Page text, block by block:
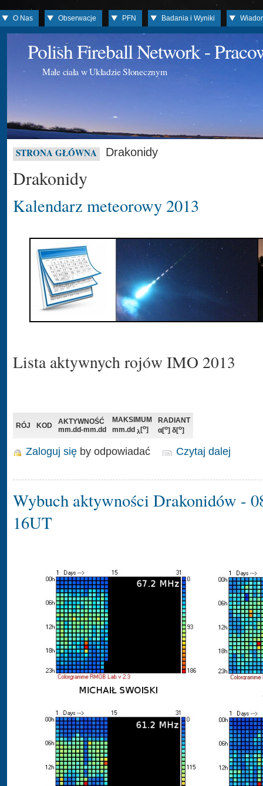
O Nas Obserwacje PFN Badania i Wyniki
Polish Fireball Network -
Małe ciała w Układzie Słonecznym
STRONA GŁÓWNA Drakonidy
Drakonidy
Kalendarz meteorowy 2013
Lista aktywnych rojów IMO 2013
RÓJ KOD
AKTYWNOŚĆ
mm.dd-mm.dd
MAKSIMUM
mm.dd λ[o]
RADIANT
α[o] δ[o]
Zaloguj się by odpowiadać Czytaj dalej
Wybuch aktywności Drakonidów -
16UT